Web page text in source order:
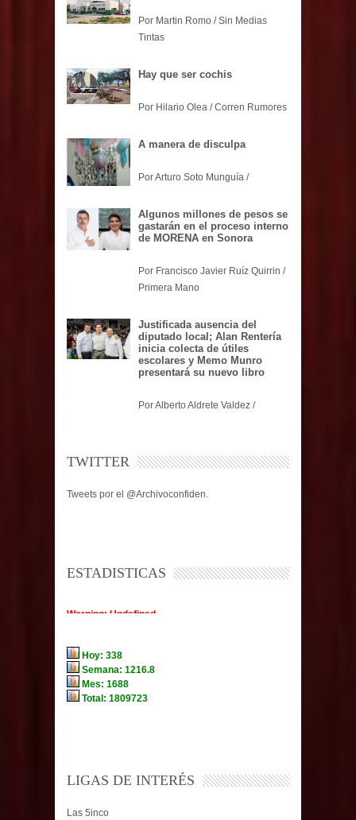
Por Martin Romo / Sin Medias
Tintas
Hay que ser cochis
Por Hilario Olea / Corren Rumores
A manera de disculpa
Por Arturo Soto Munguía /
Algunos millones de pesos se
gastarán en el proceso interno
de MORENA en Sonora
Por Francisco Javier Ruíz Quirrin /
Primera Mano
Justificada ausencia del
diputado local; Alan Rentería
inicia colecta de útiles
escolares y Memo Munro
presentará su nuevo libro
Por Alberto Aldrete Valdez /
TWITTER
Tweets por el @Archivoconfiden.
ESTADISTICAS
LIGAS DE INTERÉS
Las 5inco